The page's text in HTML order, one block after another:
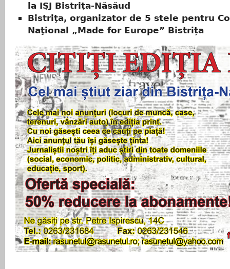
la IŞJ Bistriţa-Năsăud
Bistriţa, organizator de 5 stele pentru
Naţional „Made for Europe” Bistrița